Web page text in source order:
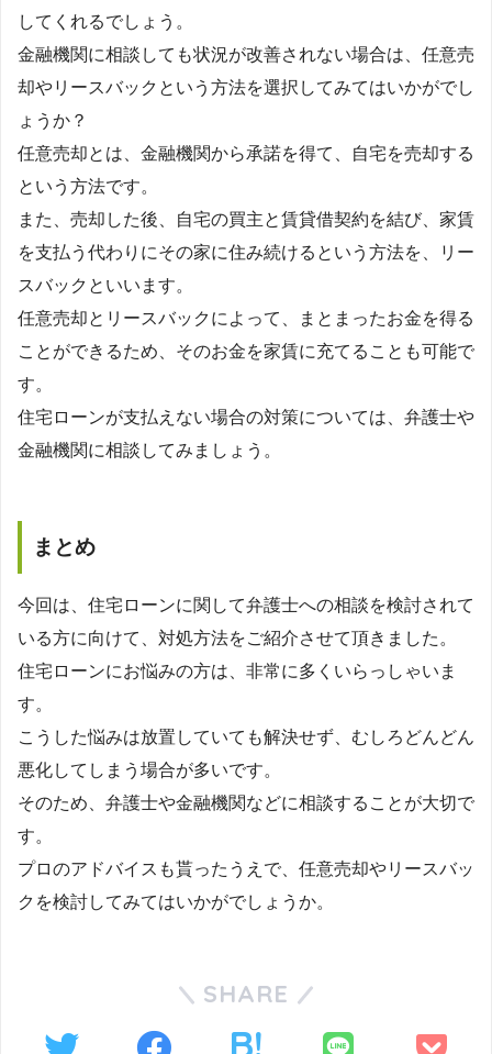
してくれるでしょう。
金融機関に相談しても状況が改善されない場合は、任意売
却やリースバックという方法を選択してみてはいかがでし
ょうか？
任意売却とは、金融機関から承諾を得て、自宅を売却する
という方法です。
また、売却した後、自宅の買主と賃貸借契約を結び、家賃
を支払う代わりにその家に住み続けるという方法を、リー
スバックといいます。
任意売却とリースバックによって、まとまったお金を得る
ことができるため、そのお金を家賃に充てることも可能で
す。
住宅ローンが支払えない場合の対策については、弁護士や
金融機関に相談してみましょう。
まとめ
今回は、住宅ローンに関して弁護士への相談を検討されて
いる方に向けて、対処方法をご紹介させて頂きました。
住宅ローンにお悩みの方は、非常に多くいらっしゃいま
す。
こうした悩みは放置していても解決せず、むしろどんどん
悪化してしまう場合が多いです。
そのため、弁護士や金融機関などに相談することが大切で
す。
プロのアドバイスも貰ったうえで、任意売却やリースバッ
クを検討してみてはいかがでしょうか。
SHARE